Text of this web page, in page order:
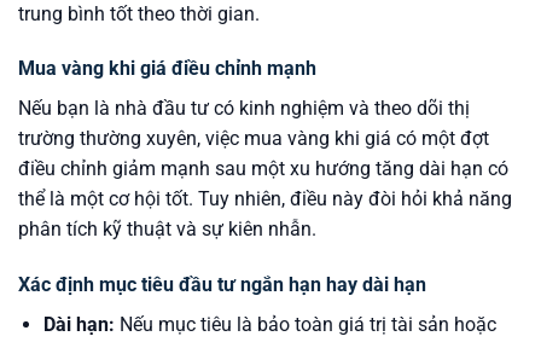
trung bình tốt theo thời gian.
Mua vàng khi giá điều chỉnh mạnh
Nếu bạn là nhà đầu tư có kinh nghiệm và theo dõi thị
trường thường xuyên, việc mua vàng khi giá có một đợt
điều chỉnh giảm mạnh sau một xu hướng tăng dài hạn có
thể là một cơ hội tốt. Tuy nhiên, điều này đòi hỏi khả năng
phân tích kỹ thuật và sự kiên nhẫn.
Xác định mục tiêu đầu tư ngắn hạn hay dài hạn
Dài hạn: Nếu mục tiêu là bảo toàn giá trị tài sản hoặc